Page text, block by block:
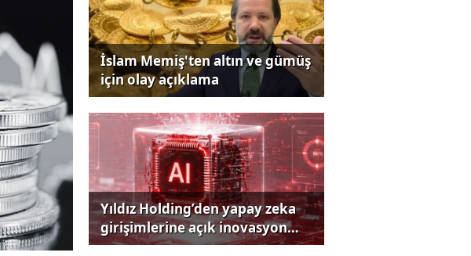
İslam Memiş'ten altın ve gümüş
için olay açıklama
Yıldız Holding’den yapay zeka
girişimlerine açık inovasyon
çağrısı